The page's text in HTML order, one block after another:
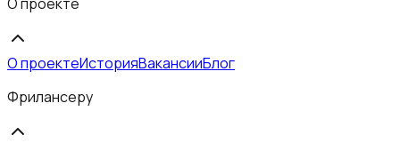
О проекте
О проектеИсторияВакансииБлог
Фрилансеру